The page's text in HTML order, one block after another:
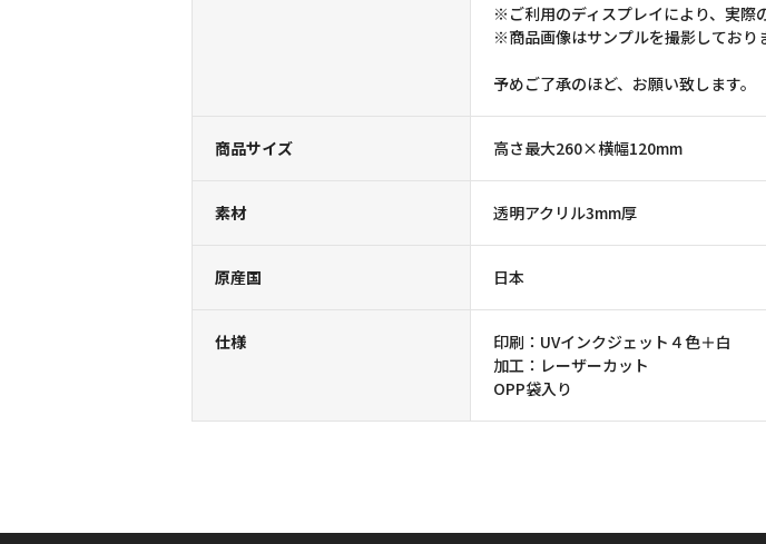
※ご利用のディスプレイにより、実際
※商品画像はサンプルを撮影しており
予めご了承のほど、お願い致します。
商品サイズ 高さ最大260×横幅120mm
素材 透明アクリル3mm厚
原産国 日本
仕様
印刷：UVインクジェット４色＋白
加工：レーザーカット
OPP袋入り